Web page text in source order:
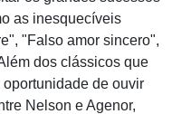
as inesquecíveis
"Falso amor sincero",
dos clássicos que
de ouvir
Nelson e Agenor,